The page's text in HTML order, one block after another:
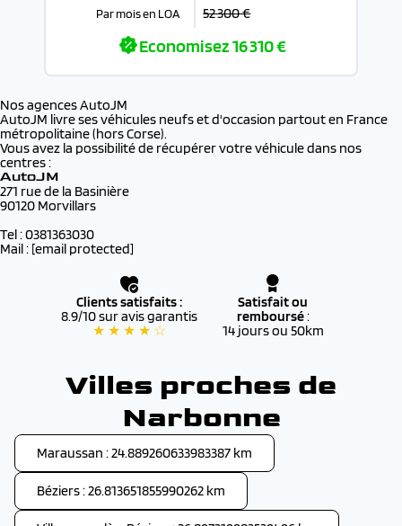
Par mois en LOA 52 300 €
Economisez16 310 €
Nos agences AutoJM
AutoJM livre ses véhicules neufs et d'occasion partout en France
métropolitaine (hors Corse).
Vous avez la possibilité de récupérer votre véhicule dans nos
centres :
AutoJM
271 rue de la Basinière
90120 Morvillars
Tel : 0381363030
Mail : [email protected]
Clients satisfaits :
8.9/10 sur avis garantis
★ ★ ★ ★ ☆
Satisfait ou
remboursé:
14 jours ou 50km
Villes proches de
Narbonne
Maraussan : 24.889260633983387 km
Béziers : 26.813651855990262 km